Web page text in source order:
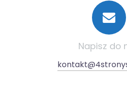
Napisz do